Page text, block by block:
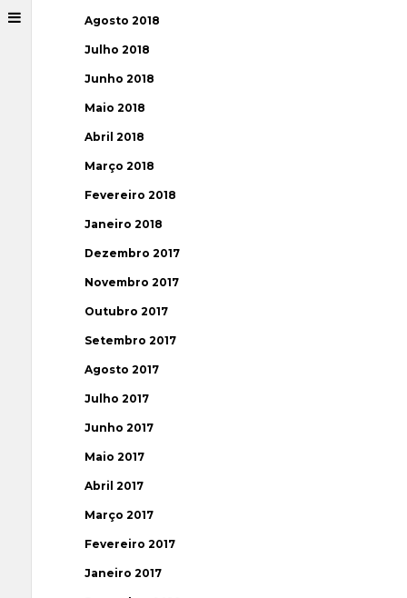
Agosto 2018
Julho 2018
Junho 2018
Maio 2018
Abril 2018
Março 2018
Fevereiro 2018
Janeiro 2018
Dezembro 2017
Novembro 2017
Outubro 2017
Setembro 2017
Agosto 2017
Julho 2017
Junho 2017
Maio 2017
Abril 2017
Março 2017
Fevereiro 2017
Janeiro 2017